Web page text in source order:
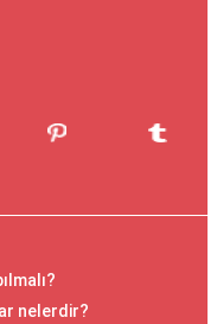
nelerdir?